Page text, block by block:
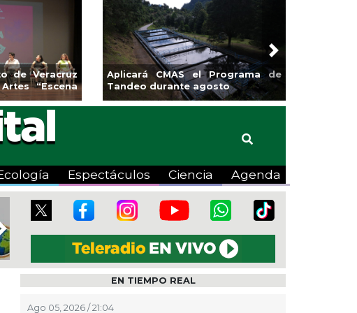
de Veracruz
“Escena
Aplicará CMAS el Programa de
Tandeo durante agosto
Next
Espectáculos Ciencia Agenda
Next
EN TIEMPO REAL
Ago 05, 2026 / 21:04